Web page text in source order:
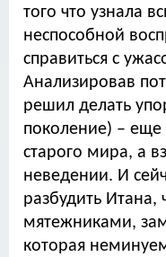
того что узнала
неспособной
справиться с
Анализировав
решил делать
поколение) – еще
старого мира, а
неведении. И
разбудить Итана,
мятежниками,
которая